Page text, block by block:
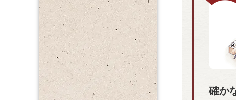
確か